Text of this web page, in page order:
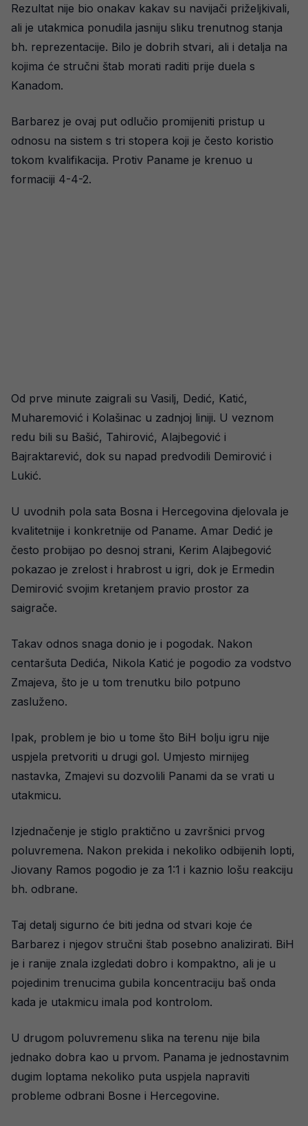
Rezultat nije bio onakav kakav su navijači priželjkivali,
ali je utakmica ponudila jasniju sliku trenutnog stanja
bh. reprezentacije. Bilo je dobrih stvari, ali i detalja na
kojima će stručni štab morati raditi prije duela s
Kanadom.
Barbarez je ovaj put odlučio promijeniti pristup u
odnosu na sistem s tri stopera koji je često koristio
tokom kvalifikacija. Protiv Paname je krenuo u
formaciji 4-4-2.
Od prve minute zaigrali su Vasilj, Dedić, Katić,
Muharemović i Kolašinac u zadnjoj liniji. U veznom
redu bili su Bašić, Tahirović, Alajbegović i
Bajraktarević, dok su napad predvodili Demirović i
Lukić.
U uvodnih pola sata Bosna i Hercegovina djelovala je
kvalitetnije i konkretnije od Paname. Amar Dedić je
često probijao po desnoj strani, Kerim Alajbegović
pokazao je zrelost i hrabrost u igri, dok je Ermedin
Demirović svojim kretanjem pravio prostor za
saigrače.
Takav odnos snaga donio je i pogodak. Nakon
centaršuta Dedića, Nikola Katić je pogodio za vodstvo
Zmajeva, što je u tom trenutku bilo potpuno
zasluženo.
Ipak, problem je bio u tome što BiH bolju igru nije
uspjela pretvoriti u drugi gol. Umjesto mirnijeg
nastavka, Zmajevi su dozvolili Panami da se vrati u
utakmicu.
Izjednačenje je stiglo praktično u završnici prvog
poluvremena. Nakon prekida i nekoliko odbijenih lopti,
Jiovany Ramos pogodio je za 1:1 i kaznio lošu reakciju
bh. odbrane.
Taj detalj sigurno će biti jedna od stvari koje će
Barbarez i njegov stručni štab posebno analizirati. BiH
je i ranije znala izgledati dobro i kompaktno, ali je u
pojedinim trenucima gubila koncentraciju baš onda
kada je utakmicu imala pod kontrolom.
U drugom poluvremenu slika na terenu nije bila
jednako dobra kao u prvom. Panama je jednostavnim
dugim loptama nekoliko puta uspjela napraviti
probleme odbrani Bosne i Hercegovine.